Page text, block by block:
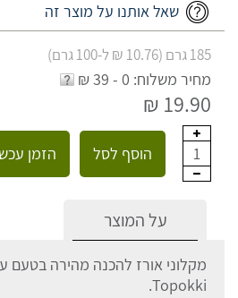
שאל אותנו על מוצר זה
185 גרם (10.76 ₪ ל-100 גרם)
מחיר משלוח: 0 - 39 ₪
19.90 ₪
1 הוסף לסל הזמן
על המוצר
מקלוני אורז להכנה מהירה בטעם
Topokki.